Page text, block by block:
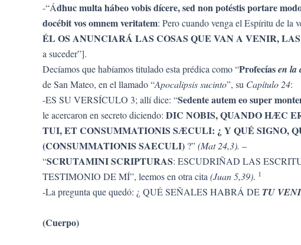
-“Ádhuc multa hábeo vobis dícere, sed non potéstis portare
docébit vos omnem veritatem: Pero cuando venga el Espíritu de la
ÉL OS ANUNCIARÁ LAS COSAS QUE VAN A VENIR,
a suceder”].
Decíamos que habíamos titulado esta prédica como “Profecíasen la
de San Mateo, en el llamado “Apocalipsis sucinto”, su Capítulo 24:
-ES SU VERSÍCULO 3; allí dice: “Sedente autem eo super
le acercaron en secreto diciendo: DIC NOBIS, QUANDO HÆC
TUI, ET CONSUMMATIONIS SÆCULI: ¿ Y QUÉ SIGNO,
(CONSUMMATIONIS SAECULI) ?”(Mat 24,3). –
“SCRUTAMINI SCRIPTURAS: ESCUDRIÑAD LAS
TESTIMONIO DE MÍ”, leemos en otra cita(Juan 5,39). 1
-La pregunta que quedó: ¿ QUÉ SEÑALES HABRÁ DE TU
(Cuerpo)